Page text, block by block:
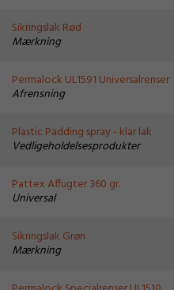
Sikringslak Rød
Mærkning
Permalock UL1591 Universalrenser
Afrensning
Plastic Padding spray - klar lak
Vedligeholdelsesprodukter
Pattex Affugter 360 gr.
Universal
Sikringslak Grøn
Mærkning